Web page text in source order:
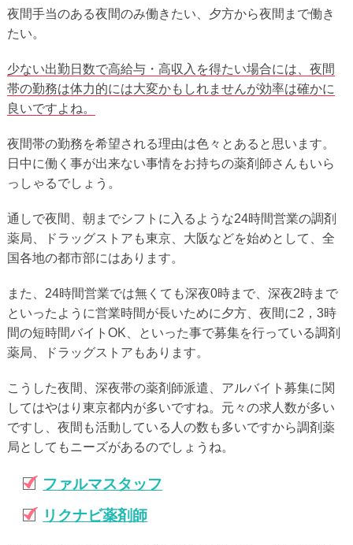
夜間手当のある夜間のみ働きたい、夕方から夜間まで働き
たい。
少ない出勤日数で高給与・高収入を得たい場合には、夜間
帯の勤務は体力的には大変かもしれませんが効率は確かに
良いですよね。
夜間帯の勤務を希望される理由は色々とあると思います。
日中に働く事が出来ない事情をお持ちの薬剤師さんもいら
っしゃるでしょう。
通しで夜間、朝までシフトに入るような24時間営業の調剤
薬局、ドラッグストアも東京、大阪などを始めとして、全
国各地の都市部にはあります。
また、24時間営業では無くても深夜0時まで、深夜2時まで
といったように営業時間が長いために夕方、夜間に2，3時
間の短時間バイトOK、といった事で募集を行っている調剤
薬局、ドラッグストアもあります。
こうした夜間、深夜帯の薬剤師派遣、アルバイト募集に関
してはやはり東京都内が多いですね。元々の求人数が多い
ですし、夜間も活動している人の数も多いですから調剤薬
局としてもニーズがあるのでしょうね。
ファルマスタッフ
リクナビ薬剤師